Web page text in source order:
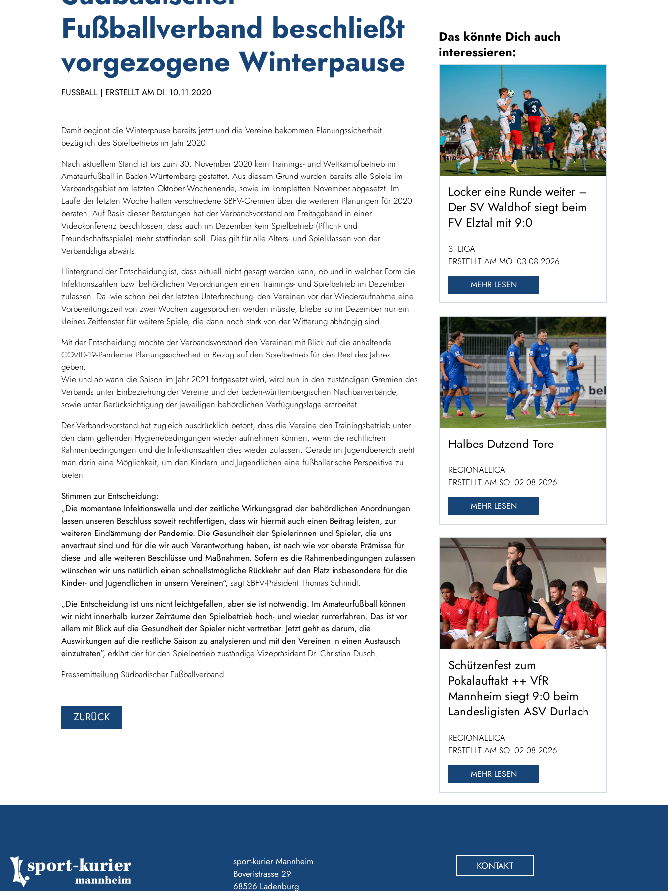
Fußballverband beschließt
vorgezogene Winterpause
FUSSBALL | ERSTELLT AM DI. 10.11.2020
Damit beginnt die Winterpause bereits jetzt und die Vereine bekommen Planungssicherheit
bezüglich des Spielbetriebs im Jahr 2020.
Nach aktuellem Stand ist bis zum 30. November 2020 kein Trainings- und Wettkampfbetrieb im
Amateurfußball in Baden-Württemberg gestattet. Aus diesem Grund wurden bereits alle Spiele im
Verbandsgebiet am letzten Oktober-Wochenende, sowie im kompletten November abgesetzt. Im
Laufe der letzten Woche hatten verschiedene SBFV-Gremien über die weiteren Planungen für 2020
beraten. Auf Basis dieser Beratungen hat der Verbandsvorstand am Freitagabend in einer
Videokonferenz beschlossen, dass auch im Dezember kein Spielbetrieb (Pflicht- und
Freundschaftsspiele) mehr stattfinden soll. Dies gilt für alle Alters- und Spielklassen von der
Verbandsliga abwärts.
Hintergrund der Entscheidung ist, dass aktuell nicht gesagt werden kann, ob und in welcher Form die
Infektionszahlen bzw. behördlichen Verordnungen einen Trainings- und Spielbetrieb im Dezember
zulassen. Da -wie schon bei der letzten Unterbrechung- den Vereinen vor der Wiederaufnahme eine
Vorbereitungszeit von zwei Wochen zugesprochen werden müsste, bliebe so im Dezember nur ein
kleines Zeitfenster für weitere Spiele, die dann noch stark von der Witterung abhängig sind.
Mit der Entscheidung möchte der Verbandsvorstand den Vereinen mit Blick auf die anhaltende
COVID-19-Pandemie Planungssicherheit in Bezug auf den Spielbetrieb für den Rest des Jahres
geben.
Wie und ab wann die Saison im Jahr 2021 fortgesetzt wird, wird nun in den zuständigen Gremien des
Verbands unter Einbeziehung der Vereine und der baden-württembergischen Nachbarverbände,
sowie unter Berücksichtigung der jeweiligen behördlichen Verfügungslage erarbeitet.
Der Verbandsvorstand hat zugleich ausdrücklich betont, dass die Vereine den Trainingsbetrieb unter
den dann geltenden Hygienebedingungen wieder aufnehmen können, wenn die rechtlichen
Rahmenbedingungen und die Infektionszahlen dies wieder zulassen. Gerade im Jugendbereich sieht
man darin eine Möglichkeit, um den Kindern und Jugendlichen eine fußballerische Perspektive zu
bieten.
Stimmen zur Entscheidung:
„Die momentane Infektionswelle und der zeitliche Wirkungsgrad der behördlichen Anordnungen
lassen unseren Beschluss soweit rechtfertigen, dass wir hiermit auch einen Beitrag leisten, zur
weiteren Eindämmung der Pandemie. Die Gesundheit der Spielerinnen und Spieler, die uns
anvertraut sind und für die wir auch Verantwortung haben, ist nach wie vor oberste Prämisse für
diese und alle weiteren Beschlüsse und Maßnahmen. Sofern es die Rahmenbedingungen zulassen
wünschen wir uns natürlich einen schnellstmögliche Rückkehr auf den Platz insbesondere für die
Kinder- und Jugendlichen in unsern Vereinen“, sagt SBFV-Präsident Thomas Schmidt.
„Die Entscheidung ist uns nicht leichtgefallen, aber sie ist notwendig. Im Amateurfußball können
wir nicht innerhalb kurzer Zeiträume den Spielbetrieb hoch- und wieder runterfahren. Das ist vor
allem mit Blick auf die Gesundheit der Spieler nicht vertretbar. Jetzt geht es darum, die
Auswirkungen auf die restliche Saison zu analysieren und mit den Vereinen in einen Austausch
einzutreten”, erklärt der für den Spielbetrieb zuständige Vizepräsident Dr. Christian Dusch.
Pressemitteilung Südbadischer Fußballverband
ZURÜCK
Das könnte Dich auch
interessieren:
Locker eine Runde weiter –
Der SV Waldhof siegt beim
FV Elztal mit 9:0
3. LIGA
ERSTELLT AM MO. 03.08.2026
MEHR LESEN
Halbes Dutzend Tore
REGIONALLIGA
ERSTELLT AM SO. 02.08.2026
MEHR LESEN
Schützenfest zum
Pokalauftakt ++ VfR
Mannheim siegt 9:0 beim
Landesligisten ASV Durlach
REGIONALLIGA
ERSTELLT AM SO. 02.08.2026
MEHR LESEN
sport-kurier Mannheim
Boveristrasse 29
68526 Ladenburg
KONTAKT